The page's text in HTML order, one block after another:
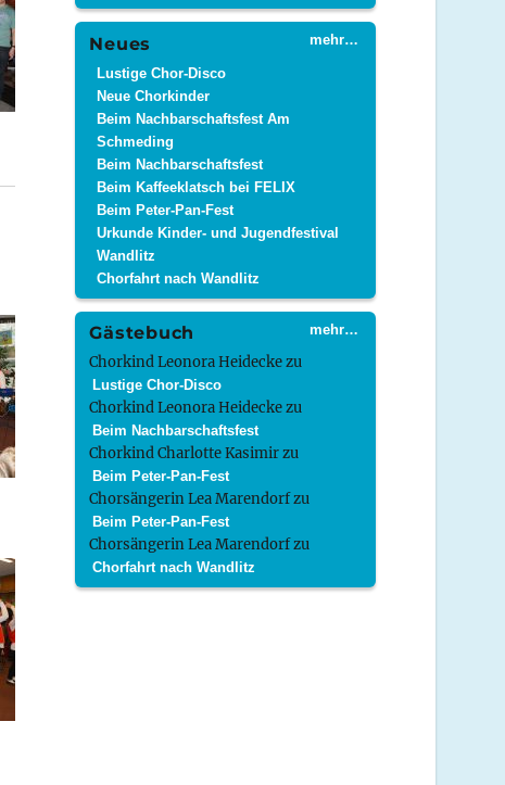
mehr…
Neues
Lustige Chor-Disco
Neue Chorkinder
Beim Nachbarschaftsfest Am
Schmeding
Beim Nachbarschaftsfest
Beim Kaffeeklatsch bei FELIX
Beim Peter-Pan-Fest
Urkunde Kinder- und Jugendfestival
Wandlitz
Chorfahrt nach Wandlitz
mehr…
Gästebuch
Chorkind Leonora Heideckezu
Lustige Chor-Disco
Chorkind Leonora Heideckezu
Beim Nachbarschaftsfest
Chorkind Charlotte Kasimirzu
Beim Peter-Pan-Fest
Chorsängerin Lea Marendorfzu
Beim Peter-Pan-Fest
Chorsängerin Lea Marendorfzu
Chorfahrt nach Wandlitz